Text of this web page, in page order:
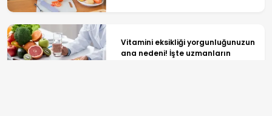
Vitamini eksikliği yorgunluğunuzun
ana nedeni! İşte uzmanların